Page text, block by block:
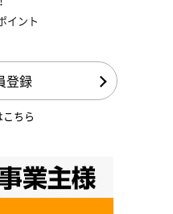
イント
登録
ちら